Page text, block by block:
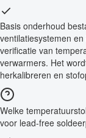
Basis onderhoud
ventilatiesystemen
verificatie van
verwarmers. Het
herkalibreren en
Welke
voor lead-free